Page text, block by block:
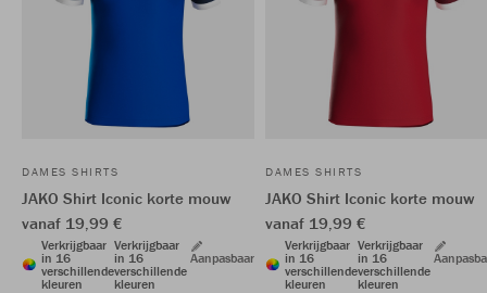
DAMES SHIRTS
JAKO Shirt Iconic korte mouw
vanaf 19,99 €
Verkrijgbaar
in 16
verschillende
kleuren
Verkrijgbaar
in 16
verschillende
kleuren
Aanpasbaar
DAMES SHIRTS
JAKO Shirt Iconic korte mouw
vanaf 19,99 €
Verkrijgbaar
in 16
verschillende
kleuren
Verkrijgbaar
in 16
verschillende
kleuren